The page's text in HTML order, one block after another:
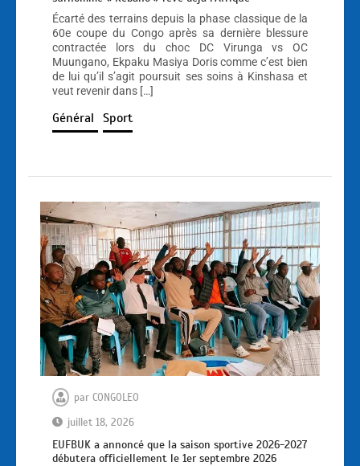
Écarté des terrains depuis la phase classique de la
60e coupe du Congo après sa dernière blessure
contractée lors du choc DC Virunga vs OC
Muungano, Ekpaku Masiya Doris comme c’est bien
de lui qu’il s’agit poursuit ses soins à Kinshasa et
veut revenir dans […]
Général Sport
par CONGOLEO
juillet 18, 2026
EUFBUK a annoncé que la saison sportive 2026-2027
débutera officiellement le 1er septembre 2026